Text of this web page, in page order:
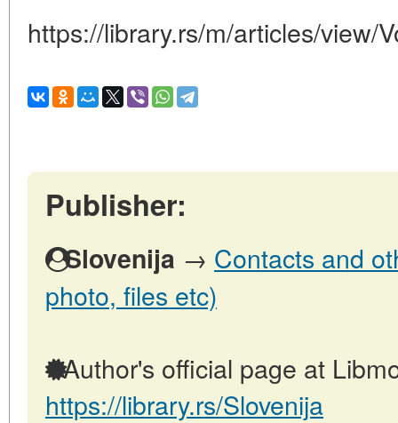
https://library.rs/m/articles/view/
Publisher:
Slovenija → Contacts and
photo, files etc)
Author's official page at
https://library.rs/Slovenija